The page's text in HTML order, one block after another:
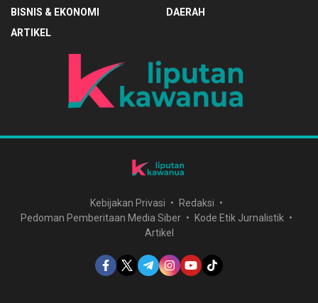
BISNIS & EKONOMI
DAERAH
ARTIKEL
Kebijakan Privasi
Redaksi
Pedoman Pemberitaan Media Siber
Kode Etik Jurnalistik
Artikel